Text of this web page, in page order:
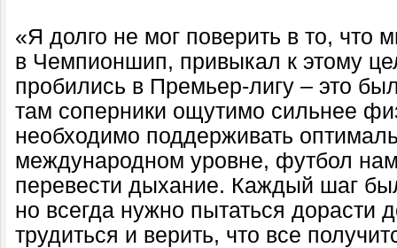
«Я долго не мог поверить в то,
в Чемпионшип, привыкал к этому
пробились в Премьер-лигу – это
там соперники ощутимо сильнее
необходимо поддерживать
международном уровне, футбол
перевести дыхание. Каждый шаг
но всегда нужно пытаться дорасти
трудиться и верить, что все